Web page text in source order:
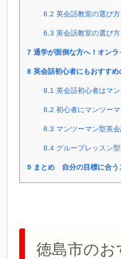
6.2 英会話教室の選び
6.3 英会話教室の選び
7 通学が面倒な方へ！オン
8 英会話初心者にもおすすめ
8.1 英会話初心者はマ
8.2 初心者にマンツー
8.3 マンツーマン型英
8.4グループレッスン型
9 まとめ 自分の目標に合う
徳島市のお